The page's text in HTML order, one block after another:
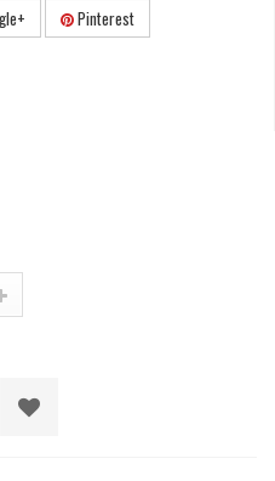
Pinterest